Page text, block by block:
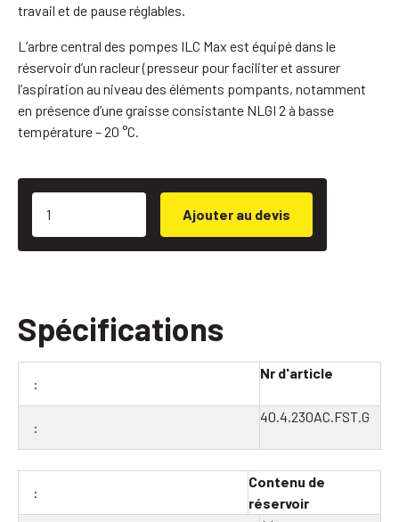
travail et de pause réglables.
L’arbre central des pompes ILC Max est équipé dans le
réservoir d’un racleur (presseur pour faciliter et assurer
l’aspiration au niveau des éléments pompants, notamment
en présence d’une graisse consistante NLGI 2 à basse
température – 20 °C.
Ajouter au devis
Spécifications
Nr d'article
40.4.230AC.FST.G
Contenu de
réservoir